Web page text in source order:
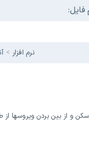
نرم افزار
و از بین بردن ویروسها